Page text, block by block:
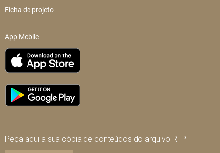
Ficha de projeto
App Mobile
Peça aqui a sua cópia de conteúdos do arquivo RTP